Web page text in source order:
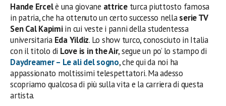
Hande Ercelè una giovane attriceturca piuttosto famosa
in patria, che ha ottenuto un certo successo nellaserie TV
Sen Cal Kapimiin cui veste i panni della studentessa
universitaria Eda Yildiz. Lo show turco, conosciuto in Italia
con il titolo di Love is in the Air, segue un po’ lo stampo di
Daydreamer – Le ali del sogno, che qui da noi ha
appassionato moltissimi telespettatori. Ma adesso
scopriamo qualcosa di più sulla vita e la carriera di questa
artista.